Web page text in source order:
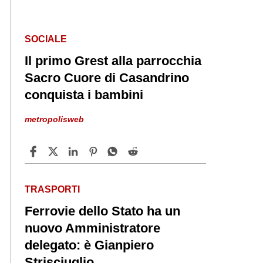
SOCIALE
Il primo Grest alla parrocchia
Sacro Cuore di Casandrino
conquista i bambini
metropolisweb
TRASPORTI
Ferrovie dello Stato ha un
nuovo Amministratore
delegato: è Gianpiero